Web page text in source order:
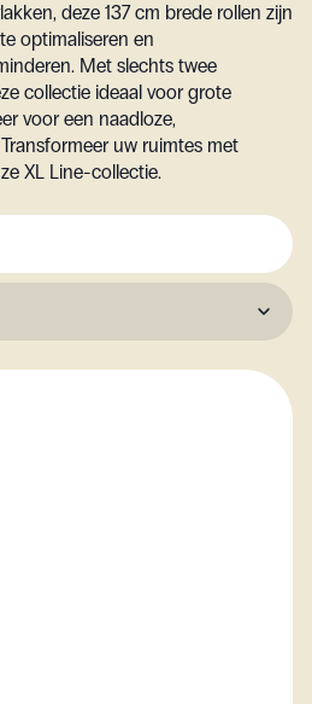
deze 137 cm brede rollen zijn
optimaliseren en
Met slechts twee
collectie ideaal voor grote
voor een naadloze,
uw ruimtes met
XL Line-collectie.